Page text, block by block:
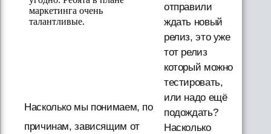
Насколько мы понимаем, по
причинам, зависящим от
отправили
ждать новый
релиз, это уже
тот релиз
который можно
тестировать,
или надо ещё
подождать?
Насколько